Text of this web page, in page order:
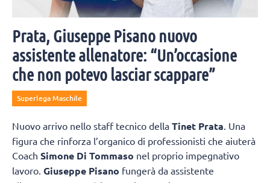
Prata, Giuseppe Pisano nuovo
assistente allenatore: “Un’occasione
che non potevo lasciar scappare”
Superlega Maschile
Nuovo arrivo nello staff tecnico della Tinet Prata. Una
figura che rinforza l’organico di professionisti che aiuterà
Coach Simone Di Tommaso nel proprio impegnativo
lavoro. Giuseppe Pisano fungerà da assistente